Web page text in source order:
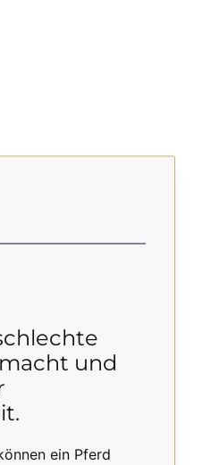
und
ein Pferd